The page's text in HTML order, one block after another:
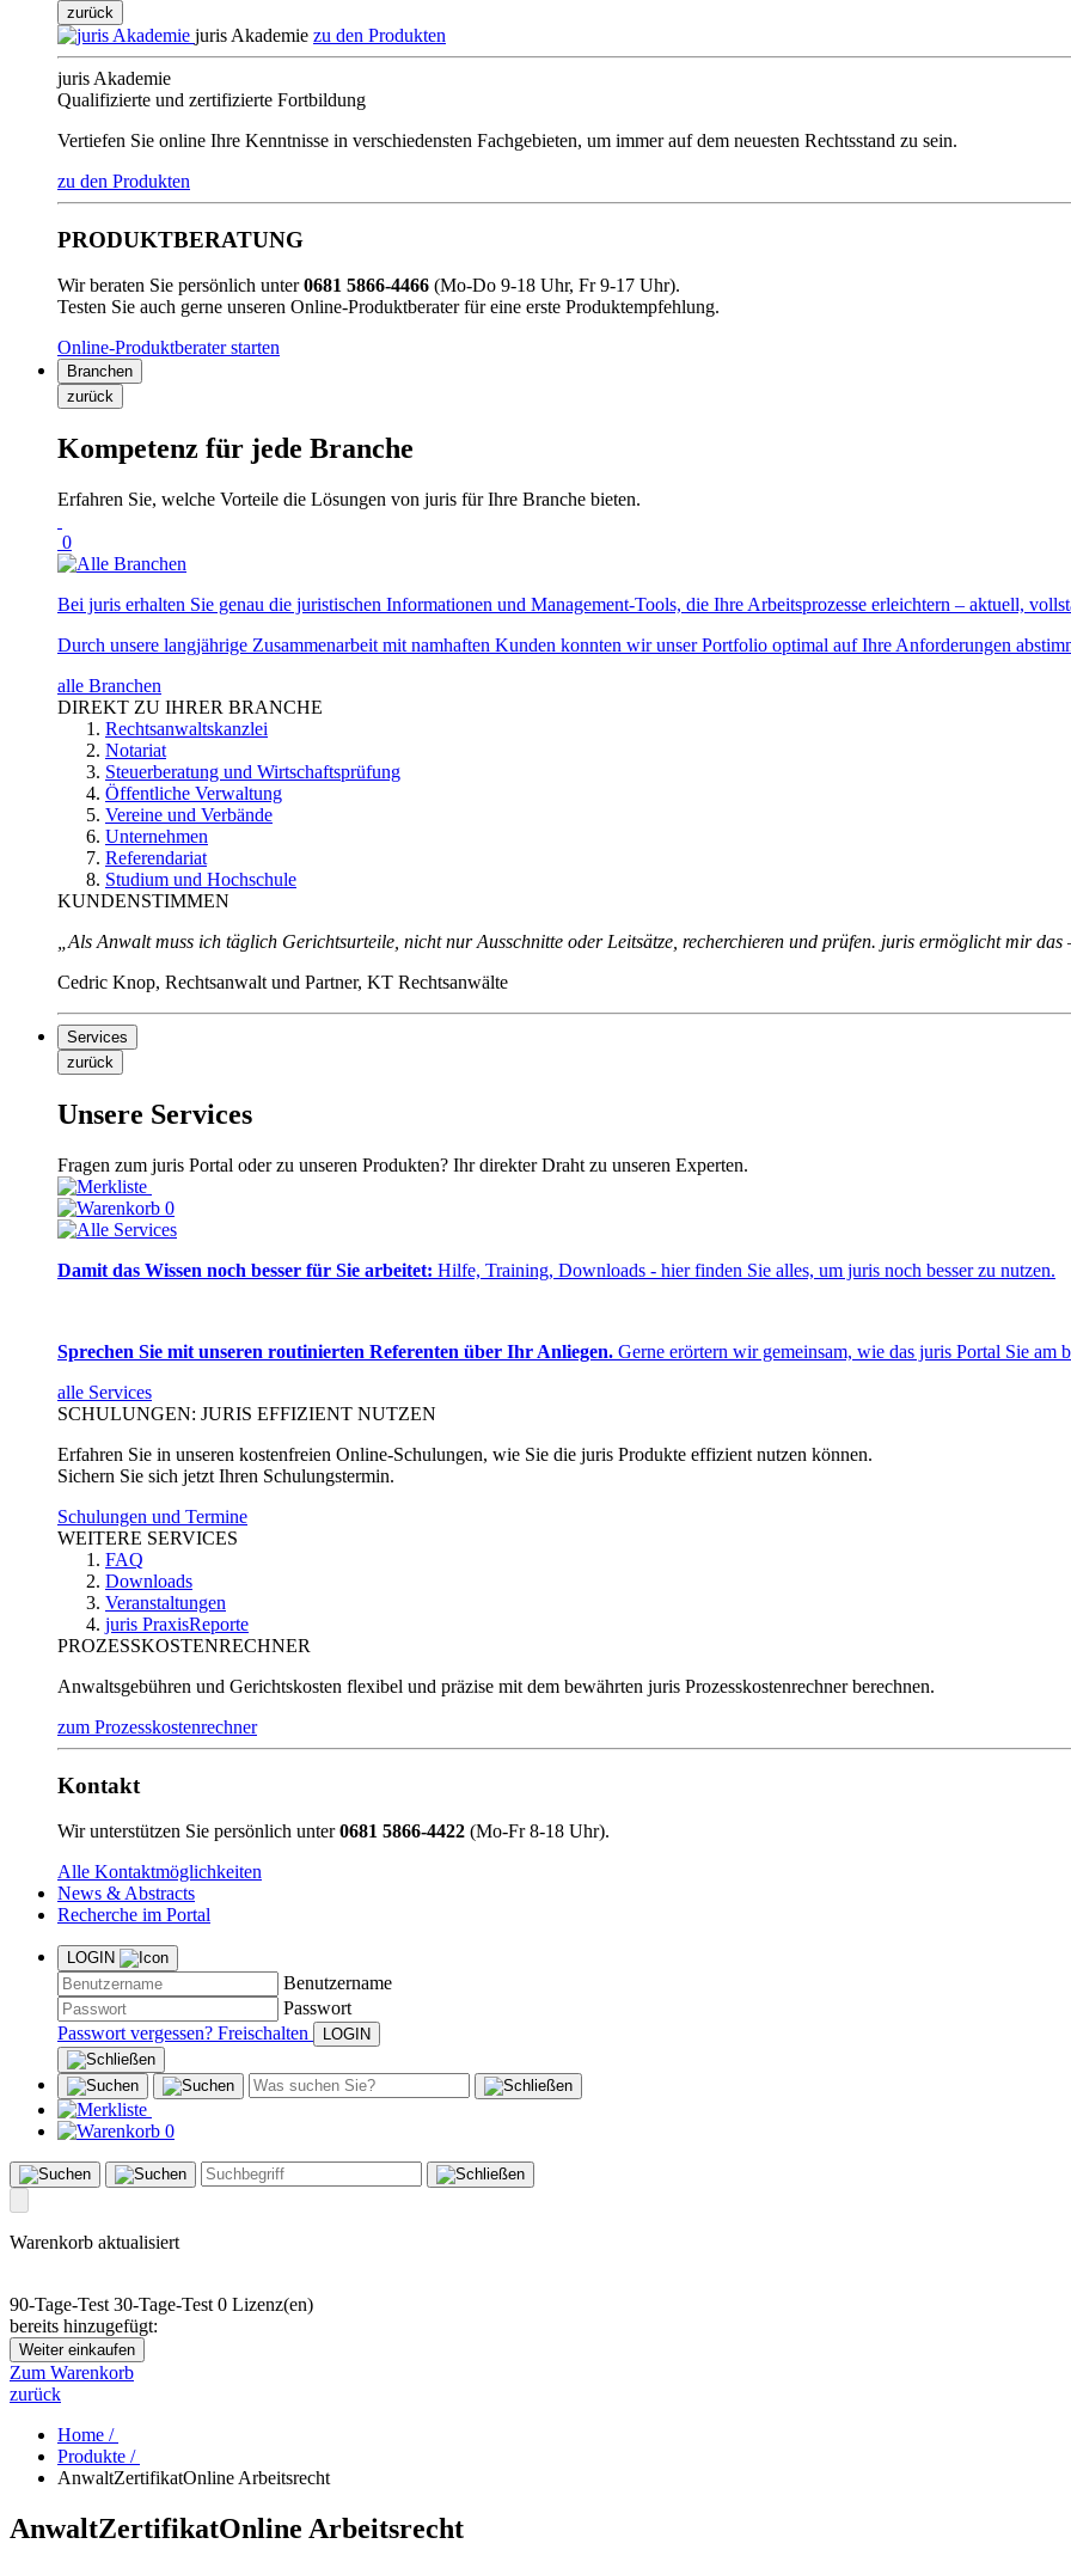
zurück
juris Akademie zu den Produkten
juris Akademie
Qualifizierte und zertifizierte Fortbildung
Vertiefen Sie online Ihre Kenntnisse in verschiedensten Fachgebieten, um immer auf dem neuesten Rechtsstand zu sein.
zu den Produkten
PRODUKTBERATUNG
Wir beraten Sie persönlich unter0681 5866-4466 (Mo-Do 9-18 Uhr, Fr 9-17 Uhr).
Testen Sie auch gerne unseren Online-Produktberater für eine erste Produktempfehlung.
Online-Produktberater starten
Branchen
zurück
Kompetenz für jede Branche
Erfahren Sie, welche Vorteile die Lösungen von juris für Ihre Branche bieten.
0
Bei juris erhalten Sie genau die juristischen Informationen und Management-Tools, die Ihre Arbeitsprozesse erleichtern – aktuell,
Durch unsere langjährige Zusammenarbeit mit namhaften Kunden konnten wir unser Portfolio optimal auf Ihre Anforderungen
alle Branchen
DIREKT ZU IHRER BRANCHE
Rechtsanwaltskanzlei
Notariat
Steuerberatung und Wirtschaftsprüfung
Öffentliche Verwaltung
Vereine und Verbände
Unternehmen
Referendariat
Studium und Hochschule
KUNDENSTIMMEN
„Als Anwalt muss ich täglich Gerichtsurteile, nicht nur Ausschnitte oder Leitsätze, recherchieren und prüfen. juris ermöglicht mir
Cedric Knop, Rechtsanwalt und Partner, KT Rechtsanwälte
Services
zurück
Unsere Services
Fragen zum juris Portal oder zu unseren Produkten? Ihr direkter Draht zu unseren Experten.
0
Damit das Wissen noch besser für Sie arbeitet: Hilfe, Training, Downloads - hier finden Sie alles, um juris noch besser zu nutzen.
Sprechen Sie mit unseren routinierten Referenten über Ihr Anliegen. Gerne erörtern wir gemeinsam, wie das juris Portal Sie am
alle Services
SCHULUNGEN: JURIS EFFIZIENT NUTZEN
Erfahren Sie in unseren kostenfreien Online-Schulungen, wie Sie die juris Produkte effizient nutzen können.
Sichern Sie sich jetzt Ihren Schulungstermin.
Schulungen und Termine
WEITERE SERVICES
FAQ
Downloads
Veranstaltungen
juris PraxisReporte
PROZESSKOSTENRECHNER
Anwaltsgebühren und Gerichtskosten flexibel und präzise mit dem bewährten juris Prozesskostenrechner berechnen.
zum Prozesskostenrechner
Kontakt
Wir unterstützen Sie persönlich unter0681 5866-4422 (Mo-Fr 8-18 Uhr).
Alle Kontaktmöglichkeiten
News & Abstracts
Recherche im Portal
LOGIN
Benutzername
Passwort
Passwort vergessen? Freischalten
0
Warenkorb aktualisiert
90-Tage-Test 30-Tage-Test 0 Lizenz(en)
bereits hinzugefügt:
Weiter einkaufen
Zum Warenkorb
zurück
Home /
Produkte /
AnwaltZertifikatOnline Arbeitsrecht
AnwaltZertifikatOnline Arbeitsrecht